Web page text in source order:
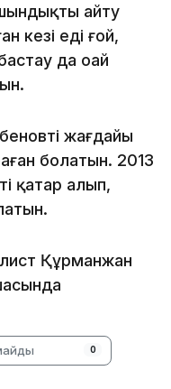
айту
кезі еді ғой,
да оңай
жағдайы
болатын. 2013
қатар алып,
Құрманжан
0